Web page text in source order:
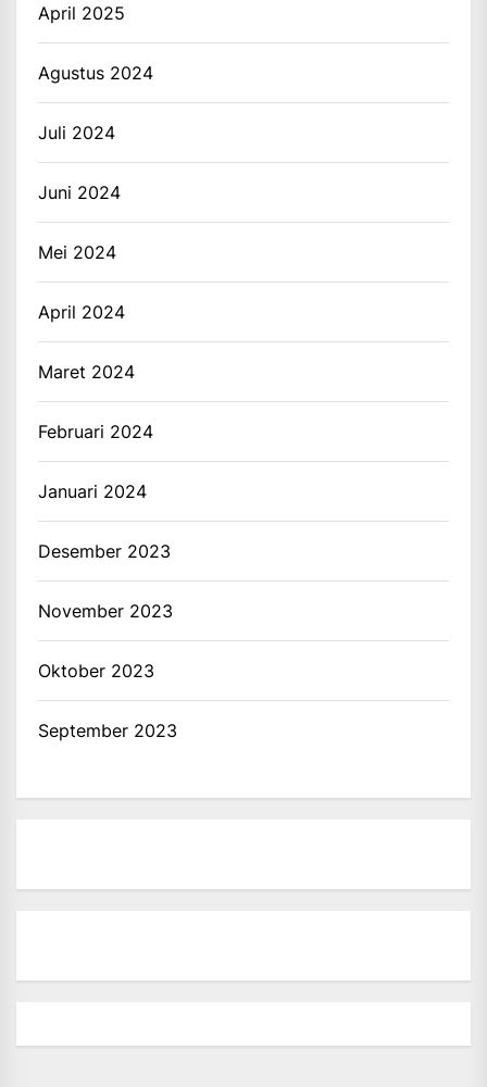
April 2025
Agustus 2024
Juli 2024
Juni 2024
Mei 2024
April 2024
Maret 2024
Februari 2024
Januari 2024
Desember 2023
November 2023
Oktober 2023
September 2023